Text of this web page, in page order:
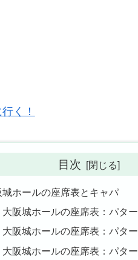
く！
目次
城ホールの座席表とキャパ
大阪城ホールの座席表：パタ
大阪城ホールの座席表：パタ
大阪城ホールの座席表：パター